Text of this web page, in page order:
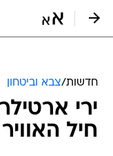
חדשות/צבא וביטחון
ירי
חיל